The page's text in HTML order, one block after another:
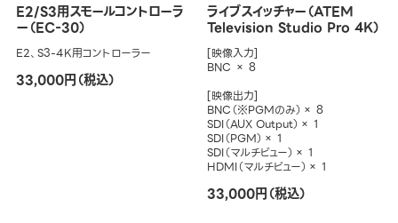
E2/S3用スモールコントローラ
ー（EC-30）
E2、S3-4K用コントローラー
33,000円（税込）
ライブスイッチャー（ATEM
Television Studio Pro 4K）
[映像入力]
BNC × 8
[映像出力]
BNC（※PGMのみ）× 8
SDI（AUX Output）× 1
SDI（PGM）× 1
SDI（マルチビュー）× 1
HDMI（マルチビュー）× 1
33,000円（税込）